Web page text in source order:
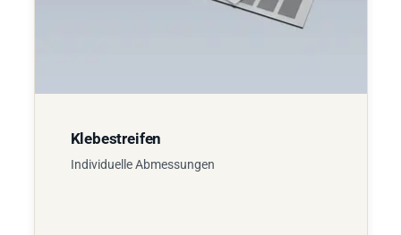
Klebestreifen
Individuelle Abmessungen